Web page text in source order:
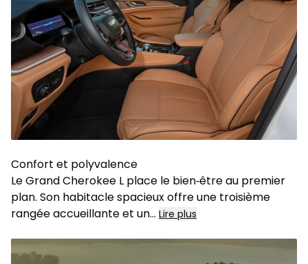
Confort et polyvalence
Le Grand Cherokee L place le bien‑être au premier
plan. Son habitacle spacieux offre une troisième
rangée accueillante et un... Lire plus